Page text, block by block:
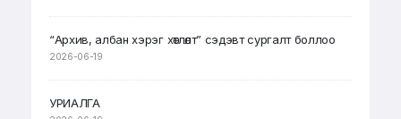
“Архив, албан хэрэг хөтлөлт” сэдэвт сургалт боллоо
2026-06-19
УРИАЛГА